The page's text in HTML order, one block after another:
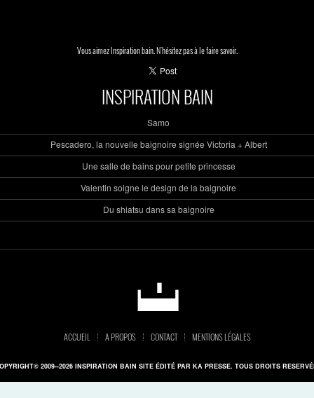
Vous aimez Inspiration bain. N'hésitez pas à le faire savoir.
INSPIRATION BAIN
Samo
Pescadero, la nouvelle baignoire signée Victoria + Albert
Une salle de bains pour petite princesse
Valentin soigne le design de la baignoire
Du shiatsu dans sa baignoire
ACCUEIL A PROPOS CONTACT MENTIONS LÉGALES
2009--2026 INSPIRATION BAIN SITE ÉDITÉ PAR KA PRESSE. TOUS DROITS